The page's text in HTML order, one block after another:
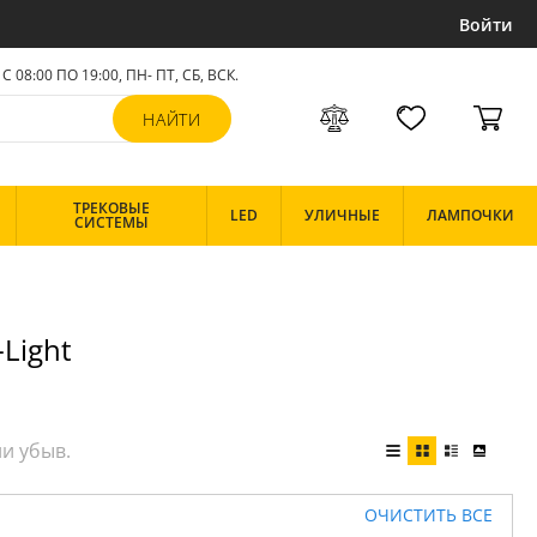
Войти
С 08:00 ПО 19:00, ПН- ПТ, СБ, ВСК.
ТРЕКОВЫЕ
СИСТЕМЫ LED УЛИЧНЫЕ ЛАМПОЧКИ
ОЧИСТИТЬ ВСЕ